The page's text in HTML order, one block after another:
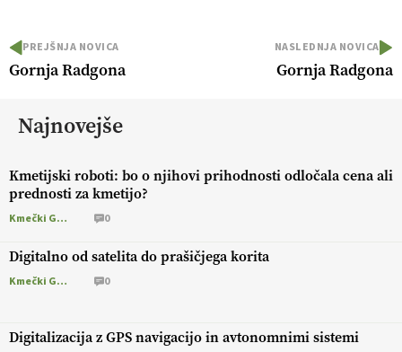
PREJŠNJA NOVICA
Gornja Radgona
NASLEDNJA NOVICA
Gornja Radgona
Najnovejše
Kmetijski roboti: bo o njihovi prihodnosti odločala cena ali
prednosti za kmetijo?
Kmečki Glas 0
Digitalno od satelita do prašičjega korita
Kmečki Glas 0
Digitalizacija z GPS navigacijo in avtonomnimi sistemi